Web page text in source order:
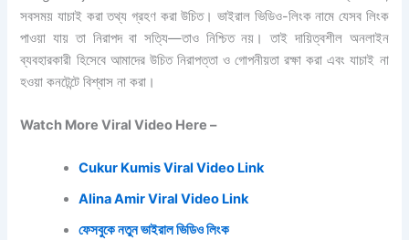
সবসময় যাচাই করা তথ্য গ্রহণ করা উচিত। ভাইরাল ভিডিও-লিংক নামে যেসব লিংক
পাওয়া যায় তা নিরাপদ বা সত্যি—তাও নিশ্চিত নয়। তাই দায়িত্বশীল অনলাইন
ব্যবহারকারী হিসেবে আমাদের উচিত নিরাপত্তা ও গোপনীয়তা রক্ষা করা এবং যাচাই না
হওয়া কনটেন্টে বিশ্বাস না করা।
Watch More Viral Video Here –
Cukur Kumis Viral Video Link
Alina Amir Viral Video Link
ফেসবুকে নতুন ভাইরাল ভিডিও লিংক